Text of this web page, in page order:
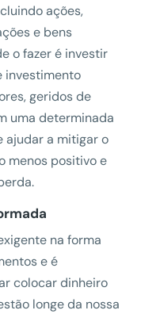
ações,
e bens
o fazer é investir
investimento
geridos de
uma determinada
ajudar a mitigar o
menos positivo e
na forma
e é
colocar dinheiro
longe da nossa